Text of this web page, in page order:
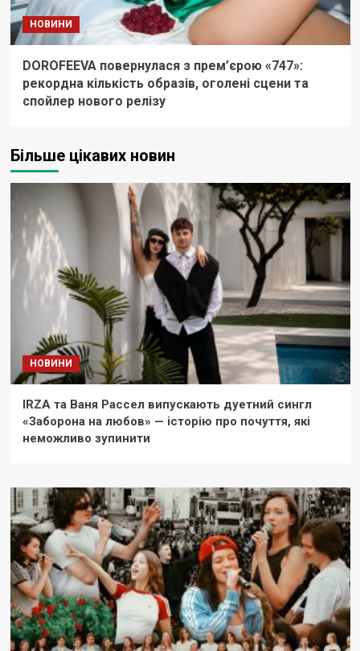
НОВИНИ
DOROFEEVA повернулася з прем’єрою «747»:
рекордна кількість образів, оголені сцени та
спойлер нового релізу
Більше цікавих новин
НОВИНИ
IRZA та Ваня Рассел випускають дуетний сингл
«Заборона на любов» — історію про почуття, які
неможливо зупинити